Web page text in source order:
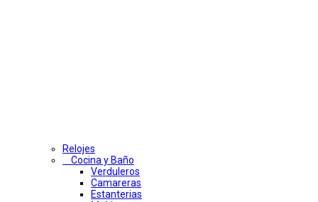
Relojes
Cocina y Baño
Verduleros
Camareras
Estanterias